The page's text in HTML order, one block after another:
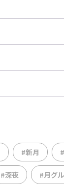
#新月
#深夜 #月グ